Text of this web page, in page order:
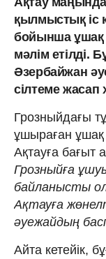
қылмыстық іс
бойынша ұшақ
мәлім етілді.
Әзербайжан
сілтеме жасап
Грозныйдағы
ұшыраған ұшақ
Ақтауға бағыт
Грозныйға
байланысты
Ақтауға
әуежайдың
Айта кетейік,